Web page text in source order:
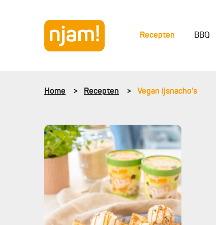
Recepten BBQ
Home Recepten Vegan ijsnacho's